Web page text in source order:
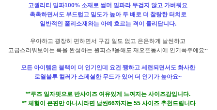
고퀄리티 밀파100% 소재로 썸머 밀파라 무겁지 않고 가벼워요
촉촉하면서도 부드럽고 밀도가 높아 두 배로 더 찰랑한 터치로
일반적인 폴리소재와는 아예 흐르는 격이 틀리답니다.
우아하고 굉장히 편하면서 구김 일도 없고 은은하게 날씬하고
고급스러워보이는 룩을 완성하는 원피스!!올해도 재오픈동시에 인기폭주예요~
모든 아이템은 블랙이 더 인기인데 요건 쨍하고 세련되면서도 화사한
로열블루 컬러가 스페셜한 무드가 있어 더 인기가 높아요~
**루즈 일자핏으로 반사이즈 여유있게 느껴지는 사이즈감입니다.
** 체형이 큰편만 아니시라면 날씬66까지는 55 사이즈 추천드립니다